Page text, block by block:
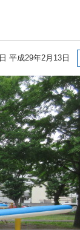
平成29年2月13日